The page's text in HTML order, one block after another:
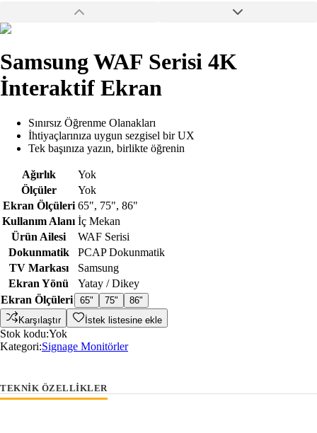
Samsung WAF Serisi 4K
İnteraktif Ekran
Sınırsız Öğrenme Olanakları
İhtiyaçlarınıza uygun sezgisel bir UX
Tek başınıza yazın, birlikte öğrenin
Ağırlık
Yok
Ölçüler
Yok
Ekran Ölçüleri 65", 75", 86"
Kullanım Alanı İç Mekan
Ürün Ailesi
WAF Serisi
Dokunmatik
PCAP Dokunmatik
TV Markası
Samsung
Ekran Yönü
Yatay / Dikey
Ekran Ölçüleri
65" 75"
86"
Karşılaştır
İstek listesine ekle
Stok kodu:Yok
Kategori:Signage Monitörler
TEKNIK ÖZELLIKLER